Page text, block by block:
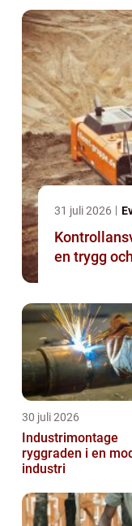
31 juli 2026
en trygg
30 juli 2026
Industrimontage
ryggraden i en
industri